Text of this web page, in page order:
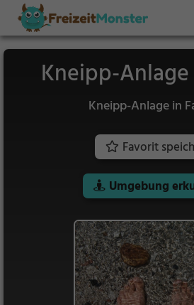
Kneipp-
Kneipp-Anlage in
Favorit
Umgebung